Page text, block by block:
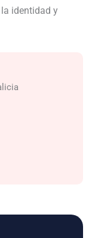
identidad y